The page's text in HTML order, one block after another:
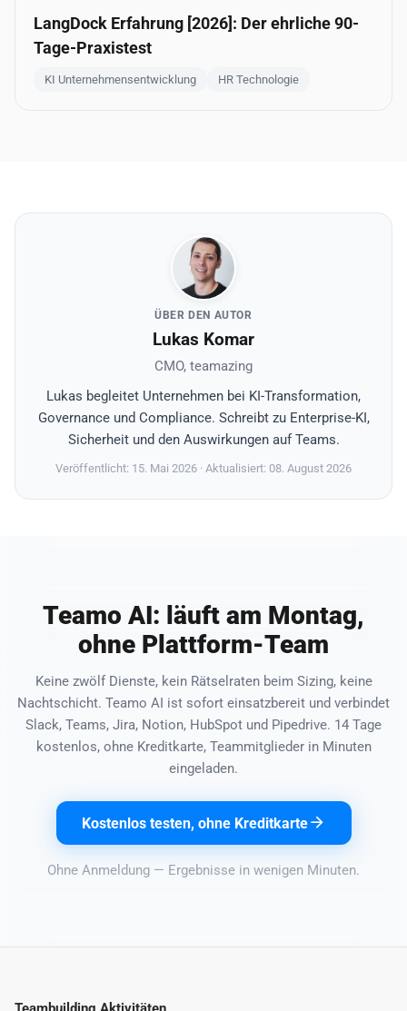
LangDock Erfahrung [2026]: Der ehrliche 90-
Tage-Praxistest
KI Unternehmensentwicklung HR Technologie
ÜBER DEN AUTOR
Lukas Komar
CMO, teamazing
Lukas begleitet Unternehmen bei KI-Transformation,
Governance und Compliance. Schreibt zu Enterprise-KI,
Sicherheit und den Auswirkungen auf Teams.
Veröffentlicht: 15. Mai 2026 · Aktualisiert: 08. August 2026
Teamo AI: läuft am Montag,
ohne Plattform-Team
Keine zwölf Dienste, kein Rätselraten beim Sizing, keine
Nachtschicht. Teamo AI ist sofort einsatzbereit und verbindet
Slack, Teams, Jira, Notion, HubSpot und Pipedrive. 14 Tage
kostenlos, ohne Kreditkarte, Teammitglieder in Minuten
eingeladen.
Kostenlos testen, ohne Kreditkarte
Ohne Anmeldung — Ergebnisse in wenigen Minuten.